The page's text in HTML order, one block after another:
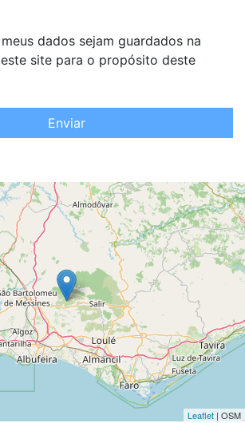
dados sejam guardados na
site para o propósito deste
Enviar
Leaflet | OSM